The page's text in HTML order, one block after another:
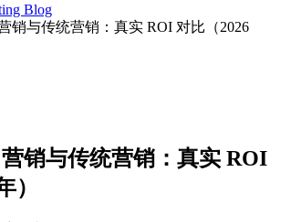
Blog
销与传统营销：真实 ROI 对比（2026
销与传统营销：真实 ROI
）